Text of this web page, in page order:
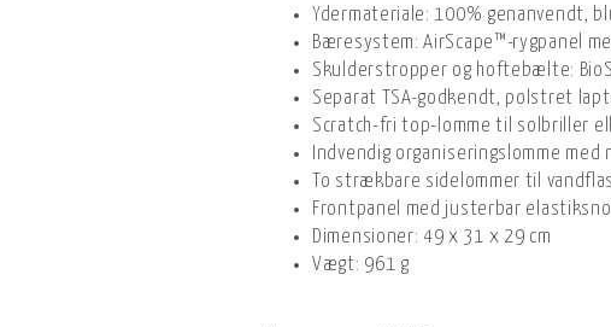
Ydermateriale: 100% genanvendt,
Bæresystem: AirScape™-rygpanel
Skulderstropper og hoftebælte:
Separat TSA-godkendt, polstret
Scratch-fri top-lomme til solbriller
Indvendig organiseringslomme med
To strækbare sidelommer til
Frontpanel med justerbar
Dimensioner: 49 x 31 x 29 cm
Vægt: 961 g